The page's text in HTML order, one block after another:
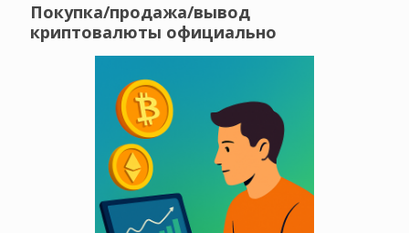
Покупка/продажа/вывод
криптовалюты официально